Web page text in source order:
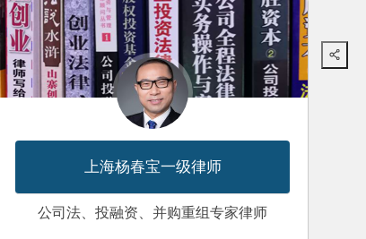
上海杨春宝一级律师
公司法、投融资、并购重组专家律师